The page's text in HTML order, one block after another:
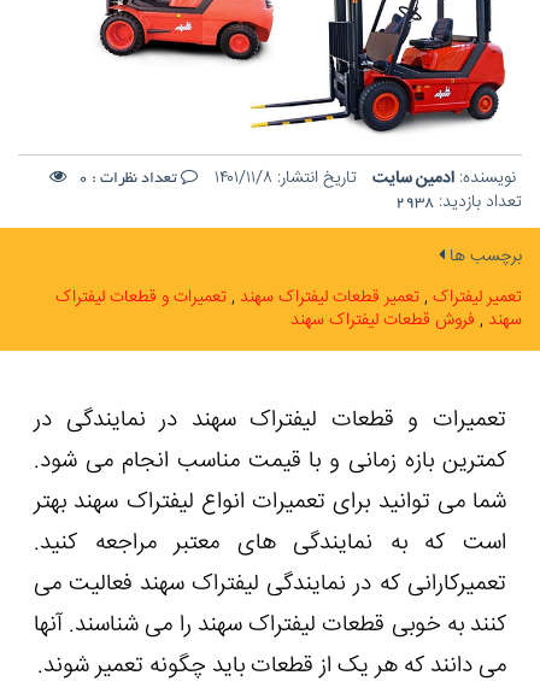
نویسنده: ادمین سایت تاریخ انتشار: ۱۴۰۱/۱۱/۸ تعداد نظرات : 0
تعداد بازدید: 2938
برچسب ها
تعمیر لیفتراک تعمیر قطعات لیفتراک سهند تعمیرات و قطعات لیفتراک
سهند فروش قطعات لیفتراک سهند
تعمیرات و قطعات لیفتراک سهند در نمایندگی در
کمترین بازه زمانی و با قیمت مناسب انجام می شود.
شما می توانید برای تعمیرات انواع لیفتراک سهند بهتر
است که به نمایندگی های معتبر مراجعه کنید.
تعمیرکارانی که در نمایندگی لیفتراک سهند فعالیت می
کنند به خوبی قطعات لیفتراک سهند را می‌ شناسند. آنها
می‌ دانند که هر یک از قطعات باید چگونه تعمیر شوند.